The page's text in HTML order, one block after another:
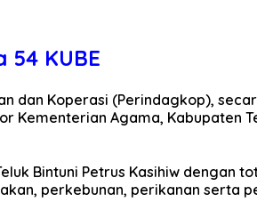
KUBE
dan Koperasi (Perindagkop),
Kementerian Agama, Kabupaten
Bintuni Petrus Kasihiw dengan
perkebunan, perikanan serta